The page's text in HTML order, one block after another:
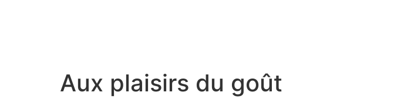
Aux plaisirs du goût